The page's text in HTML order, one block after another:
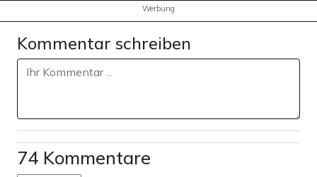
Werbung
Kommentar schreiben
74 Kommentare